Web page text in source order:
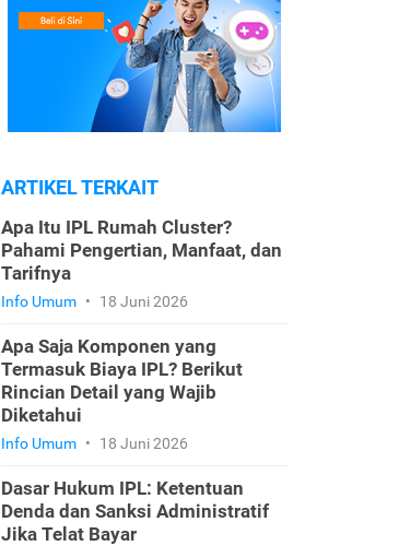
ARTIKEL TERKAIT
Apa Itu IPL Rumah Cluster?
Pahami Pengertian, Manfaat, dan
Tarifnya
Info Umum • 18 Juni 2026
Apa Saja Komponen yang
Termasuk Biaya IPL? Berikut
Rincian Detail yang Wajib
Diketahui
Info Umum • 18 Juni 2026
Dasar Hukum IPL: Ketentuan
Denda dan Sanksi Administratif
Jika Telat Bayar